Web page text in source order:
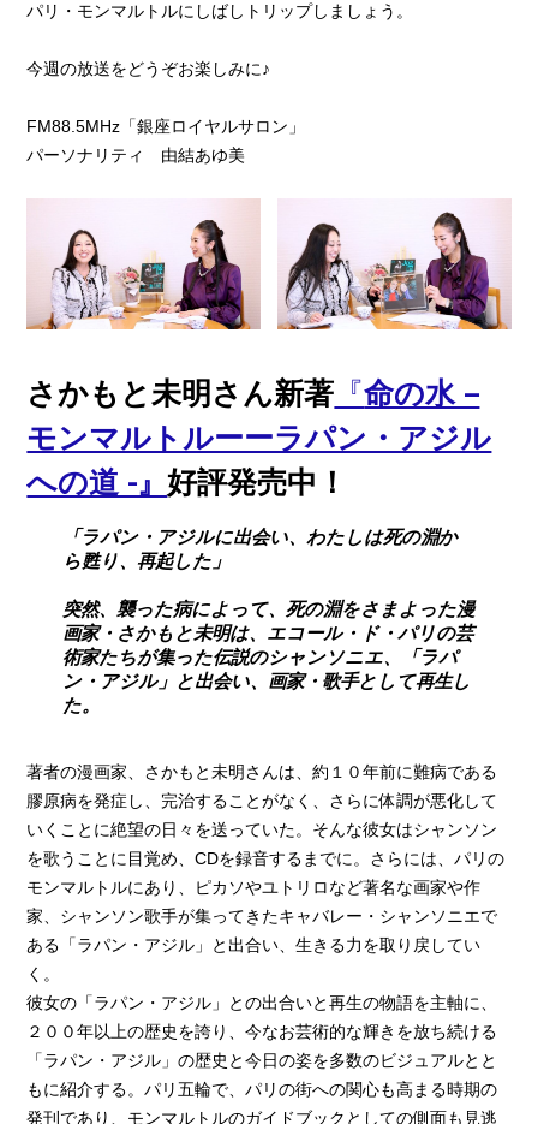
パリ・モンマルトルにしばしトリップしましょう。
今週の放送をどうぞお楽しみに♪
FM88.5MHz「銀座ロイヤルサロン」
パーソナリティ 由結あゆ美
さかもと未明さん新著 『命の水 –
モンマルトルーーラパン・アジル
への道 -』好評発売中！
「ラパン・アジルに出会い、わたしは死の淵か
ら甦り、再起した」
突然、襲った病によって、死の淵をさまよった漫
画家・さかもと未明は、エコール・ド・パリの芸
術家たちが集った伝説のシャンソニエ、「ラパ
ン・アジル」と出会い、画家・歌手として再生し
た。
著者の漫画家、さかもと未明さんは、約１０年前に難病である
膠原病を発症し、完治することがなく、さらに体調が悪化して
いくことに絶望の日々を送っていた。そんな彼女はシャンソン
を歌うことに目覚め、CDを録音するまでに。さらには、パリの
モンマルトルにあり、ピカソやユトリロなど著名な画家や作
家、シャンソン歌手が集ってきたキャバレー・シャンソニエで
ある「ラパン・アジル」と出合い、生きる力を取り戻してい
く。
彼女の「ラパン・アジル」との出合いと再生の物語を主軸に、
２００年以上の歴史を誇り、今なお芸術的な輝きを放ち続ける
「ラパン・アジル」の歴史と今日の姿を多数のビジュアルとと
もに紹介する。パリ五輪で、パリの街への関心も高まる時期の
発刊であり、モンマルトルのガイドブックとしての側面も見逃